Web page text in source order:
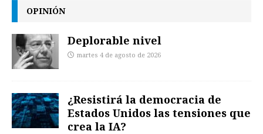
OPINIÓN
Deplorable nivel
martes 4 de agosto de 2026
¿Resistirá la democracia de
Estados Unidos las tensiones que
crea la IA?